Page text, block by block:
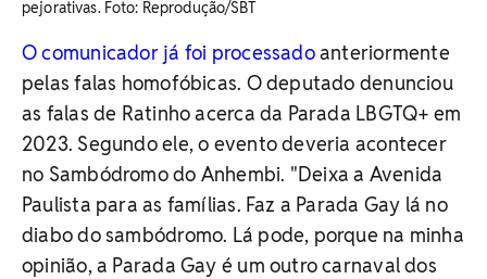
pejorativas. Foto: Reprodução/SBT
O comunicador já foi processadoanteriormente
pelas falas homofóbicas. O deputado denunciou
as falas de Ratinho acerca da Parada LBGTQ+ em
2023. Segundo ele, o evento deveria acontecer
no Sambódromo do Anhembi. "Deixa a Avenida
Paulista para as famílias. Faz a Parada Gay lá no
diabo do sambódromo. Lá pode, porque na minha
opinião, a Parada Gay é um outro carnaval dos